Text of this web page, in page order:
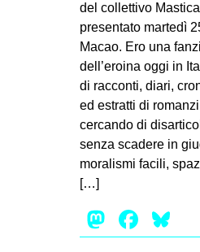
SPAZI
SPORT
GENERI
del collettivo
presentato martedì
Macao. Ero una
dell’eroina oggi in
di racconti, diari,
ed estratti di
cercando di
senza scadere in
moralismi facili,
[…]